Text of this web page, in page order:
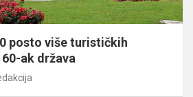
posto više turističkih
ak država